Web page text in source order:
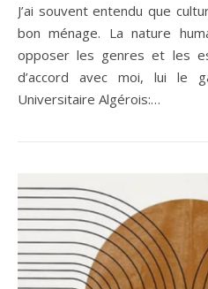
J’ai souvent entendu que culture et sport ne faisaient pas
bon ménage. La nature
opposer les genres et les
d’accord avec moi, lui le
Universitaire Algérois:…